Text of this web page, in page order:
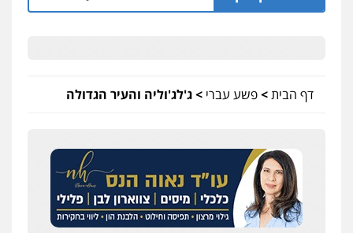
דף הבית>פשע עברי >ג'לג'וליה והעיר הגדולה